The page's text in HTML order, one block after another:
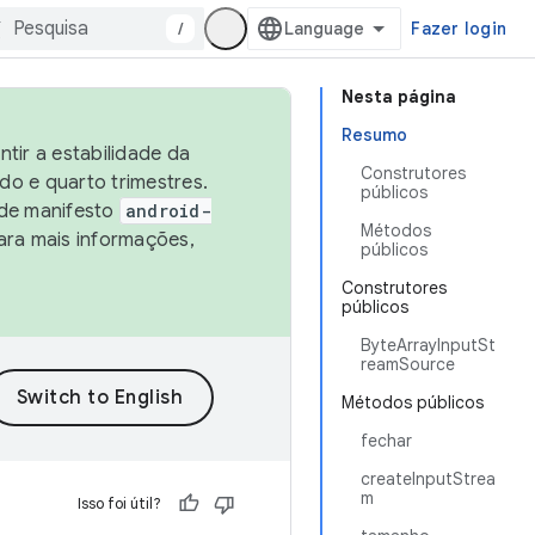
/ Fazer login
Nesta página
Resumo
Construtores
públicos
Métodos
públicos
Construtores
públicos
ByteArrayInputSt
reamSource
Métodos públicos
fechar
createInputStrea
m
a estabilidade da
e quarto trimestres.
manifesto
android-
mais informações,
Isso foi útil?